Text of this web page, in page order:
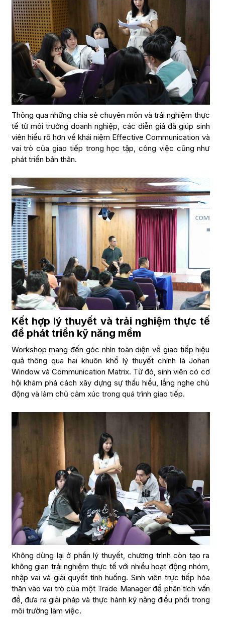
Thông qua những chia sẻ chuyên môn và trải nghiệm thực
tế từ môi trường doanh nghiệp, các diễn giả đã giúp sinh
viên hiểu rõ hơn về khái niệm Effective Communication và
vai trò của giao tiếp trong học tập, công việc cũng như
phát triển bản thân.
Kết hợp lý thuyết và trải nghiệm thực tế
để phát triển kỹ năng mềm
Workshop mang đến góc nhìn toàn diện về giao tiếp hiệu
quả thông qua hai khuôn khổ lý thuyết chính là Johari
Window và Communication Matrix. Từ đó, sinh viên có cơ
hội khám phá cách xây dựng sự thấu hiểu, lắng nghe chủ
động và làm chủ cảm xúc trong quá trình giao tiếp.
Không dừng lại ở phần lý thuyết, chương trình còn tạo ra
không gian trải nghiệm thực tế với nhiều hoạt động nhóm,
nhập vai và giải quyết tình huống. Sinh viên trực tiếp hóa
thân vào vai trò của một Trade Manager để phân tích vấn
đề, đưa ra giải pháp và thực hành kỹ năng điều phối trong
môi trường làm việc.